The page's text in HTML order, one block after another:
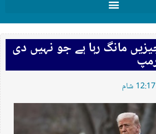
مانگ رہا ہے جو نہیں دی
12:17 شام